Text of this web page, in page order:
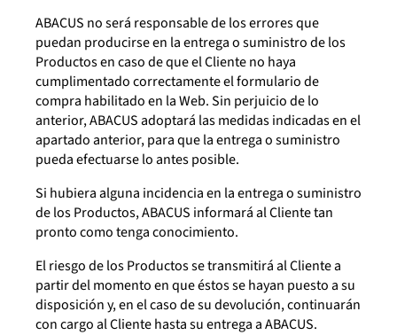
ABACUS no será responsable de los errores que
puedan producirse en la entrega o suministro de los
Productos en caso de que el Cliente no haya
cumplimentado correctamente el formulario de
compra habilitado en la Web. Sin perjuicio de lo
anterior, ABACUS adoptará las medidas indicadas en el
apartado anterior, para que la entrega o suministro
pueda efectuarse lo antes posible.
Si hubiera alguna incidencia en la entrega o suministro
de los Productos, ABACUS informará al Cliente tan
pronto como tenga conocimiento.
El riesgo de los Productos se transmitirá al Cliente a
partir del momento en que éstos se hayan puesto a su
disposición y, en el caso de su devolución, continuarán
con cargo al Cliente hasta su entrega a ABACUS.